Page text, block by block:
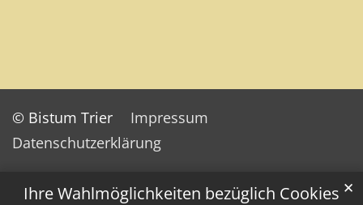
Ihre Wahlmöglichkeiten bezüglich Cookies ✕
© Bistum Trier
Impressum
Datenschutzerklärung